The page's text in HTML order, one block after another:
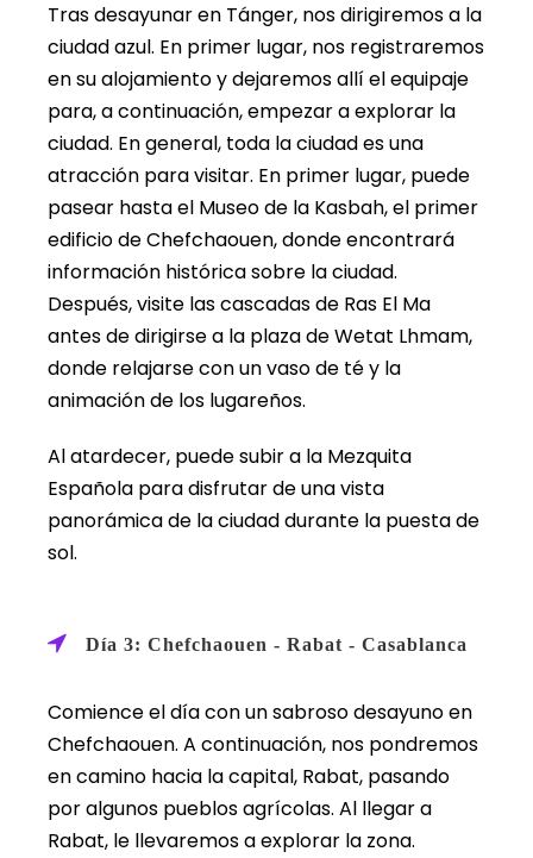
Tras desayunar en Tánger, nos dirigiremos a la
ciudad azul. En primer lugar, nos registraremos
en su alojamiento y dejaremos allí el equipaje
para, a continuación, empezar a explorar la
ciudad. En general, toda la ciudad es una
atracción para visitar. En primer lugar, puede
pasear hasta el Museo de la Kasbah, el primer
edificio de Chefchaouen, donde encontrará
información histórica sobre la ciudad.
Después, visite las cascadas de Ras El Ma
antes de dirigirse a la plaza de Wetat Lhmam,
donde relajarse con un vaso de té y la
animación de los lugareños.
Al atardecer, puede subir a la Mezquita
Española para disfrutar de una vista
panorámica de la ciudad durante la puesta de
sol.
Día 3: Chefchaouen - Rabat - Casablanca
Comience el día con un sabroso desayuno en
Chefchaouen. A continuación, nos pondremos
en camino hacia la capital, Rabat, pasando
por algunos pueblos agrícolas. Al llegar a
Rabat, le llevaremos a explorar la zona.